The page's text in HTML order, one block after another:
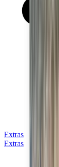
Extras
Extras